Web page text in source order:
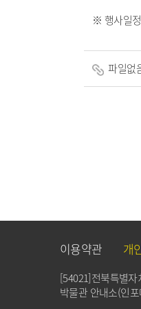
※ 행사일
파일없
이용약관 개
[54021]전북특별
박물관 안내소(인